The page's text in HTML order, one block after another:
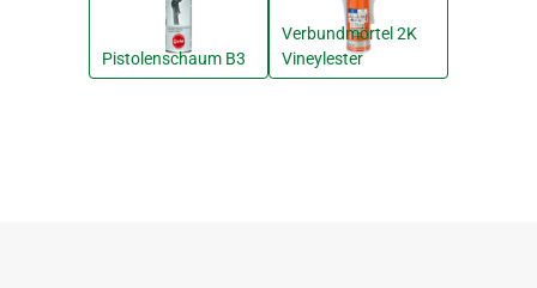
Pistolenschaum B3
Verbundmörtel 2K
Vineylester